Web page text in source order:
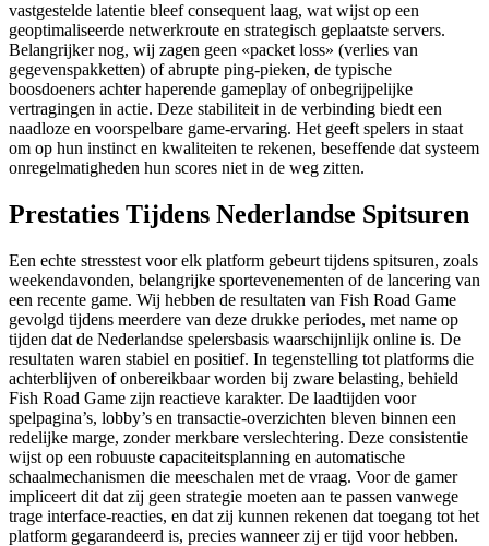
vastgestelde latentie bleef consequent laag, wat wijst op een
geoptimaliseerde netwerkroute en strategisch geplaatste servers.
Belangrijker nog, wij zagen geen «packet loss» (verlies van
gegevenspakketten) of abrupte ping-pieken, de typische
boosdoeners achter haperende gameplay of onbegrijpelijke
vertragingen in actie. Deze stabiliteit in de verbinding biedt een
naadloze en voorspelbare game-ervaring. Het geeft spelers in staat
om op hun instinct en kwaliteiten te rekenen, beseffende dat systeem
onregelmatigheden hun scores niet in de weg zitten.
Prestaties Tijdens Nederlandse Spitsuren
Een echte stresstest voor elk platform gebeurt tijdens spitsuren, zoals
weekendavonden, belangrijke sportevenementen of de lancering van
een recente game. Wij hebben de resultaten van Fish Road Game
gevolgd tijdens meerdere van deze drukke periodes, met name op
tijden dat de Nederlandse spelersbasis waarschijnlijk online is. De
resultaten waren stabiel en positief. In tegenstelling tot platforms die
achterblijven of onbereikbaar worden bij zware belasting, behield
Fish Road Game zijn reactieve karakter. De laadtijden voor
spelpagina’s, lobby’s en transactie-overzichten bleven binnen een
redelijke marge, zonder merkbare verslechtering. Deze consistentie
wijst op een robuuste capaciteitsplanning en automatische
schaalmechanismen die meeschalen met de vraag. Voor de gamer
impliceert dit dat zij geen strategie moeten aan te passen vanwege
trage interface-reacties, en dat zij kunnen rekenen dat toegang tot het
platform gegarandeerd is, precies wanneer zij er tijd voor hebben.